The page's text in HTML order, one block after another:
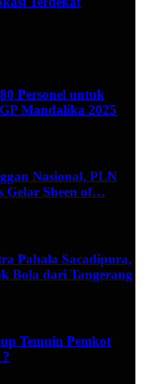
Personel untuk
Mandalika 2025
Nasional, PLN
Gelar Sheen of…
Pahala Sacadipura,
Bola dari Tangerang
Temuin Pemkot